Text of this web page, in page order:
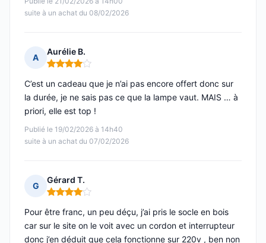
suite à un achat du 08/02/2026
A
Aurélie B.
Note : 4 sur 5
Publié le 19/02/2026 à 14h40
suite à un achat du 07/02/2026
C’est un cadeau que je n’ai pas encore offert donc sur
la durée, je ne sais pas ce que la lampe vaut. MAIS … à
priori, elle est top !
G
Gérard T.
Note : 4 sur 5
Pour être franc, un peu déçu, j’ai pris le socle en bois
car sur le site on le voit avec un cordon et interrupteur
donc j’en déduit que cela fonctionne sur 220v , ben non